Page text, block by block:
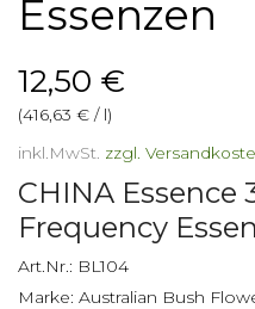
Essenzen
12,50 €
(416,63 € / l)
inkl.MwSt. zzgl.
CHINA
Frequency
Art.Nr.: BL104
Marke: Australian Bush